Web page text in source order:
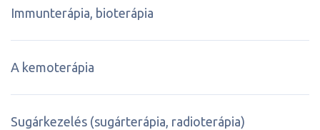
Immunterápia, bioterápia
A kemoterápia
Sugárkezelés (sugárterápia, radioterápia)